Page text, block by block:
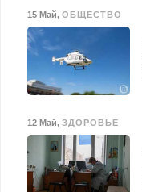
15 Май, ОБЩЕСТВО
12 Май, ЗДОРОВЬЕ